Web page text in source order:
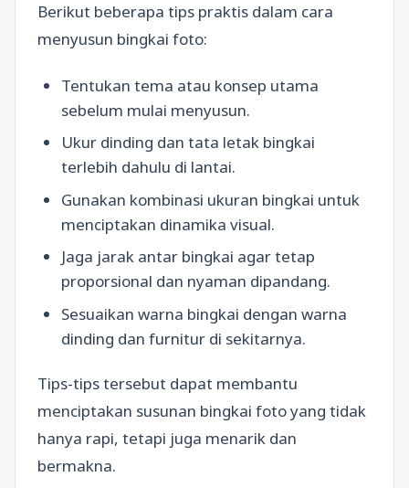
Berikut beberapa tips praktis dalam cara
menyusun bingkai foto:
Tentukan tema atau konsep utama
sebelum mulai menyusun.
Ukur dinding dan tata letak bingkai
terlebih dahulu di lantai.
Gunakan kombinasi ukuran bingkai untuk
menciptakan dinamika visual.
Jaga jarak antar bingkai agar tetap
proporsional dan nyaman dipandang.
Sesuaikan warna bingkai dengan warna
dinding dan furnitur di sekitarnya.
Tips-tips tersebut dapat membantu
menciptakan susunan bingkai foto yang tidak
hanya rapi, tetapi juga menarik dan
bermakna.